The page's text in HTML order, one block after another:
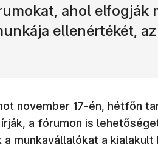
ahol elfogják
ellenértékét,
november 17-én, hétfőn
a fórumon is
munkavállalókat a